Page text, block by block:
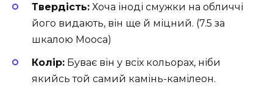
Твердість: Хоча іноді смужки на обличчі
його видають, він ще й міцний. (7.5 за
шкалою Мооса)
Колір: Буває він у всіх кольорах, ніби
якийсь той самий камінь-камілеон.